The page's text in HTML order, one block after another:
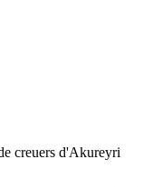
creuers d'Akureyri